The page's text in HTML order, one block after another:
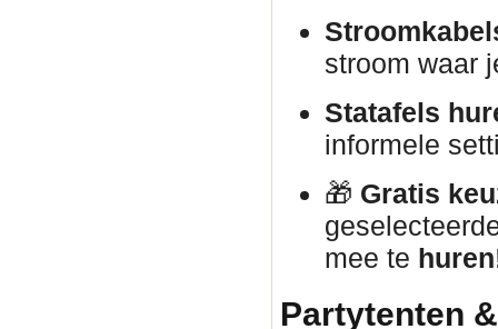
stroom waar
Statafels
informele
🎁 Gratis
mee te huren
Partytenten